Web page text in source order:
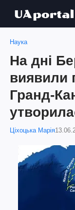
Наука
На дні
виявили
Гранд-
Ціхоцька Марія